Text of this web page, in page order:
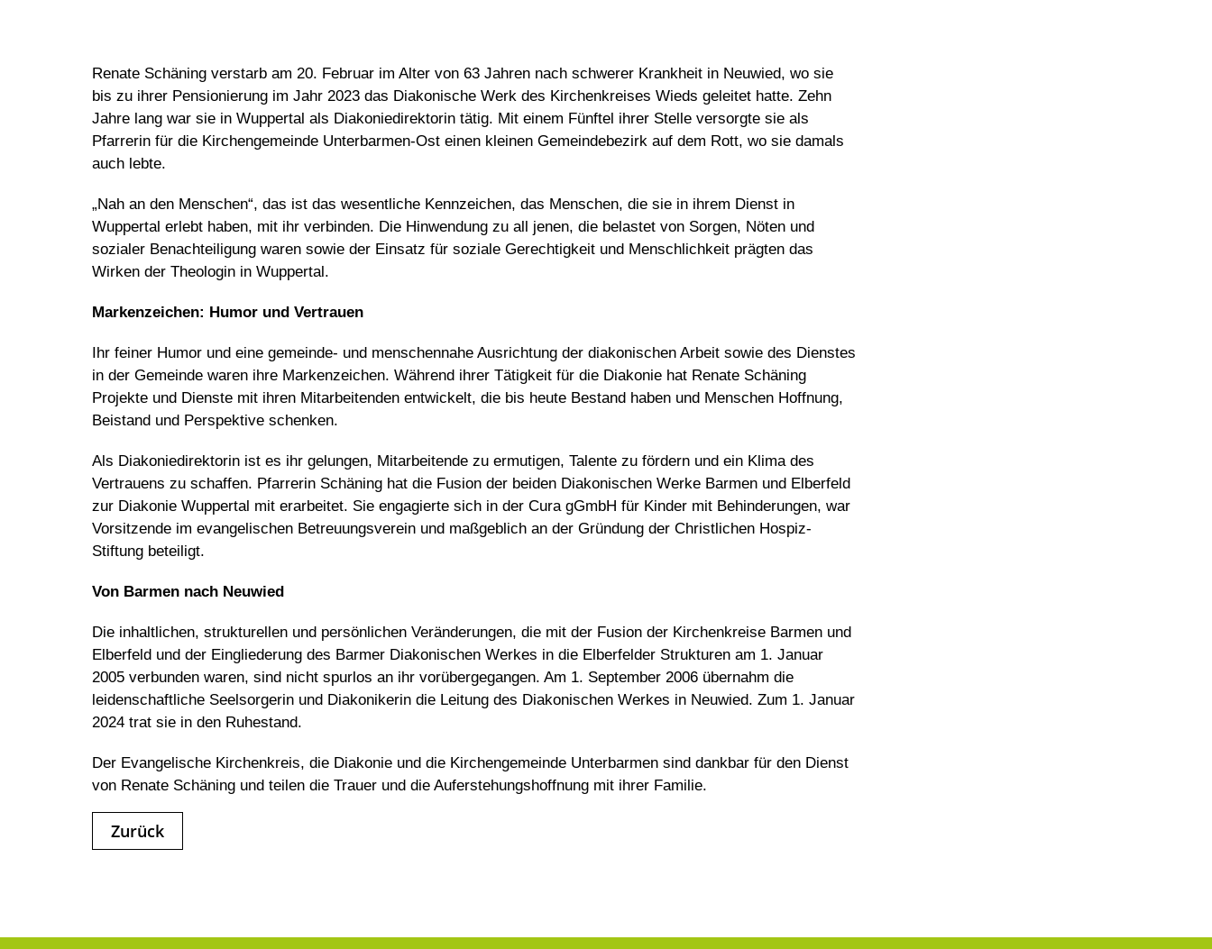
Renate Schäning verstarb am 20. Februar im Alter von 63 Jahren nach schwerer Krankheit in Neuwied, wo sie
bis zu ihrer Pensionierung im Jahr 2023 das Diakonische Werk des Kirchenkreises Wieds geleitet hatte. Zehn
Jahre lang war sie in Wuppertal als Diakoniedirektorin tätig. Mit einem Fünftel ihrer Stelle versorgte sie als
Pfarrerin für die Kirchengemeinde Unterbarmen-Ost einen kleinen Gemeindebezirk auf dem Rott, wo sie damals
auch lebte.
„Nah an den Menschen“, das ist das wesentliche Kennzeichen, das Menschen, die sie in ihrem Dienst in
Wuppertal erlebt haben, mit ihr verbinden. Die Hinwendung zu all jenen, die belastet von Sorgen, Nöten und
sozialer Benachteiligung waren sowie der Einsatz für soziale Gerechtigkeit und Menschlichkeit prägten das
Wirken der Theologin in Wuppertal.
Markenzeichen: Humor und Vertrauen
Ihr feiner Humor und eine gemeinde- und menschennahe Ausrichtung der diakonischen Arbeit sowie des Dienstes
in der Gemeinde waren ihre Markenzeichen. Während ihrer Tätigkeit für die Diakonie hat Renate Schäning
Projekte und Dienste mit ihren Mitarbeitenden entwickelt, die bis heute Bestand haben und Menschen Hoffnung,
Beistand und Perspektive schenken.
Als Diakoniedirektorin ist es ihr gelungen, Mitarbeitende zu ermutigen, Talente zu fördern und ein Klima des
Vertrauens zu schaffen. Pfarrerin Schäning hat die Fusion der beiden Diakonischen Werke Barmen und Elberfeld
zur Diakonie Wuppertal mit erarbeitet. Sie engagierte sich in der Cura gGmbH für Kinder mit Behinderungen, war
Vorsitzende im evangelischen Betreuungsverein und maßgeblich an der Gründung der Christlichen Hospiz-
Stiftung beteiligt.
Von Barmen nach Neuwied
Die inhaltlichen, strukturellen und persönlichen Veränderungen, die mit der Fusion der Kirchenkreise Barmen und
Elberfeld und der Eingliederung des Barmer Diakonischen Werkes in die Elberfelder Strukturen am 1. Januar
2005 verbunden waren, sind nicht spurlos an ihr vorübergegangen. Am 1. September 2006 übernahm die
leidenschaftliche Seelsorgerin und Diakonikerin die Leitung des Diakonischen Werkes in Neuwied. Zum 1. Januar
2024 trat sie in den Ruhestand.
Der Evangelische Kirchenkreis, die Diakonie und die Kirchengemeinde Unterbarmen sind dankbar für den Dienst
von Renate Schäning und teilen die Trauer und die Auferstehungshoffnung mit ihrer Familie.
Zurück